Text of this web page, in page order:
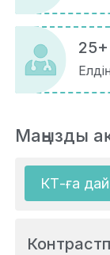
25+
Маңызды
КТ-ға